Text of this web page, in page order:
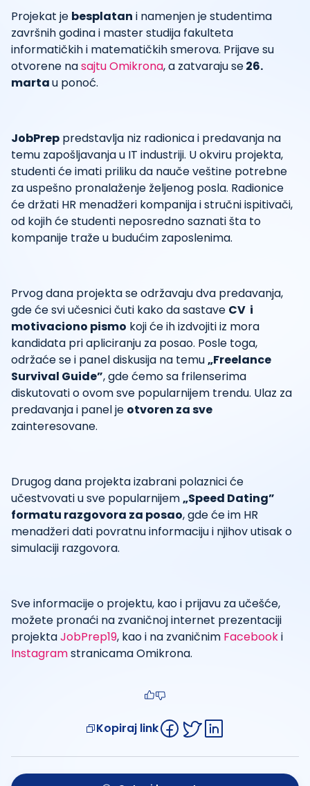
Projekat je besplatan i namenjen je studentima
završnih godina i master studija fakulteta
informatičkih i matematičkih smerova. Prijave su
otvorene nasajtu Omikrona, a zatvaraju se26.
martau ponoć.
JobPrep predstavlja niz radionica i predavanja na
temu zapošljavanja u IT industriji. U okviru projekta,
studenti će imati priliku da nauče veštine potrebne
za uspešno pronalaženje željenog posla. Radionice
će držati HR menadžeri kompanija i stručni ispitivači,
od kojih će studenti neposredno saznati šta to
kompanije traže u budućim zaposlenima.
Prvog dana projekta se održavaju dva predavanja,
gde će svi učesnici čuti kako da sastave CV i
motivaciono pismo koji će ih izdvojiti iz mora
kandidata pri apliciranju za posao. Posle toga,
održaće se i panel diskusija na temu„Freelance
Survival Guide”, gde ćemo sa frilenserima
diskutovati o ovom sve popularnijem trendu. Ulaz za
predavanja i panel je otvoren za sve
zainteresovane.
Drugog dana projekta izabrani polaznici će
učestvovati u sve popularnijem„Speed Dating”
formatu razgovora za posao, gde će im HR
menadžeri dati povratnu informaciju i njihov utisak o
simulaciji razgovora.
Sve informacije o projektu, kao i prijavu za učešće,
možete pronaći na zvaničnoj internet prezentaciji
projektaJobPrep19, kao i na zvaničnim Facebooki
Instagramstranicama Omikrona.
Kopiraj link